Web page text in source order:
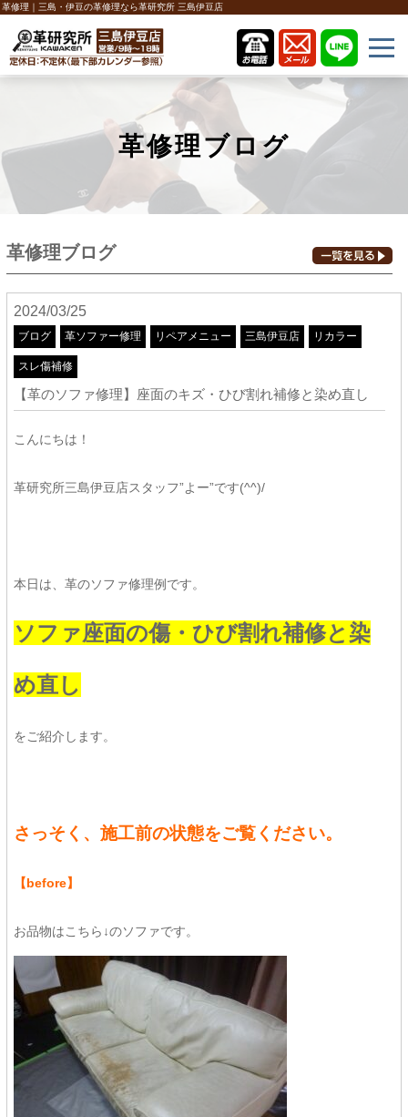
革修理｜三島・伊豆の革修理なら革研究所 三島伊豆店
革修理ブログ
革修理ブログ
2024/03/25
ブログ 革ソファー修理 リペアメニュー 三島伊豆店 リカラー
スレ傷補修
【革のソファ修理】座面のキズ・ひび割れ補修と染め直し
こんにちは！
革研究所三島伊豆店スタッフ”よー”です(^^)/
本日は、革のソファ修理例です。
ソファ座面の傷・ひび割れ補修と染
め直し
をご紹介します。
さっそく、施工前の状態をご覧ください。
【before】
お品物はこちら↓のソファです。